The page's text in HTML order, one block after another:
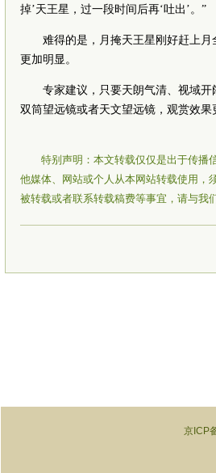
掉’天王星，过一段时间后再‘吐出’。”
难得的是，月掩天王星刚好赶上
更加明显。
专家建议，只要天朗气清、视域
双筒望远镜或者天文望远镜，观赏效果
特别声明：本文转载仅仅是出于传播
他媒体、网站或个人从本网站转载使用，
被转载或者联系转载稿费等事宜，请与我
京ICP